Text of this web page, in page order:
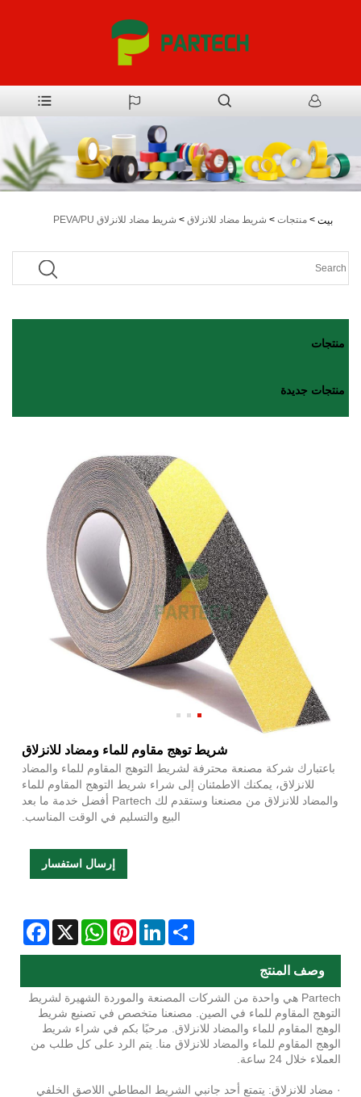
بيت > منتجات > شريط مضاد للانزلاق > شريط مضاد للانزلاق PEVA/PU
منتجات
منتجات جديدة
شريط توهج مقاوم للماء ومضاد للانزلاق
باعتبارك شركة مصنعة محترفة لشريط التوهج المقاوم للماء والمضاد
للانزلاق، يمكنك الاطمئنان إلى شراء شريط التوهج المقاوم للماء
والمضاد للانزلاق من مصنعنا وستقدم لك Partech أفضل خدمة ما بعد
البيع والتسليم في الوقت المناسب.
إرسال استفسار
X
WhatsAppPinterestLinkedInShare
وصف المنتج
Partech هي واحدة من الشركات المصنعة والموردة الشهيرة لشريط
التوهج المقاوم للماء في الصين. مصنعنا متخصص في تصنيع شريط
الوهج المقاوم للماء والمضاد للانزلاق. مرحبًا بكم في شراء شريط
الوهج المقاوم للماء والمضاد للانزلاق منا. يتم الرد على كل طلب من
العملاء خلال 24 ساعة.
· مضاد للانزلاق: يتمتع أحد جانبي الشريط المطاطي اللاصق الخلفي